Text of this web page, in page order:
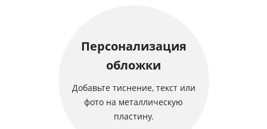
Персонализация
обложки
Добавьте тиснение, текст или
фото на металлическую
пластину.